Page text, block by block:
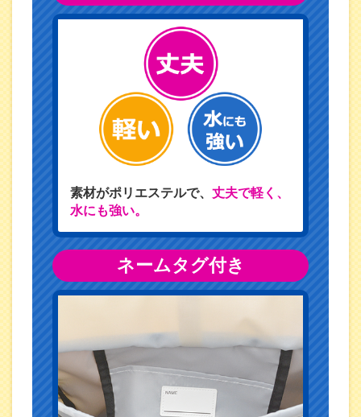
素材がポリエステルで、 丈夫で軽く、
水にも強い。
ネームタグ付き